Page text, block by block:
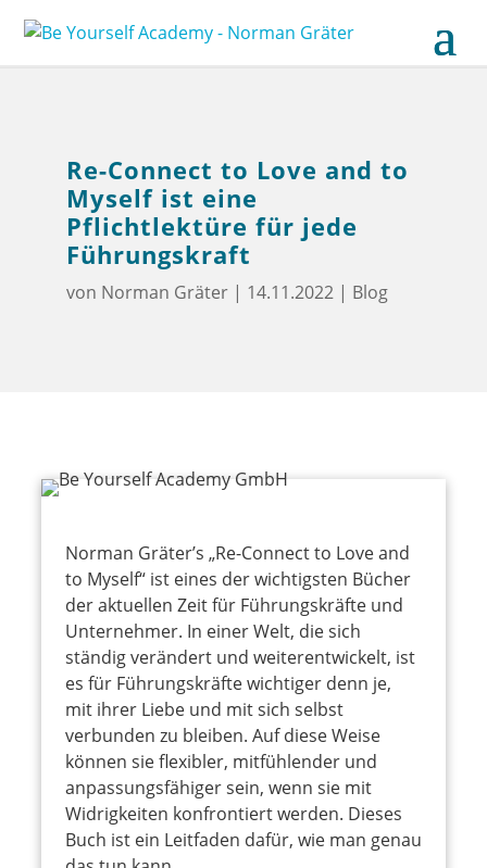
Re-Connect to Love and to
Myself ist eine
Pflichtlektüre für jede
Führungskraft
von Norman Gräter| 14.11.2022| Blog
Norman Gräter’s „Re-Connect to Love and
to Myself“ ist eines der wichtigsten Bücher
der aktuellen Zeit für Führungskräfte und
Unternehmer. In einer Welt, die sich
ständig verändert und weiterentwickelt, ist
es für Führungskräfte wichtiger denn je,
mit ihrer Liebe und mit sich selbst
verbunden zu bleiben. Auf diese Weise
können sie flexibler, mitfühlender und
anpassungsfähiger sein, wenn sie mit
Widrigkeiten konfrontiert werden. Dieses
Buch ist ein Leitfaden dafür, wie man genau